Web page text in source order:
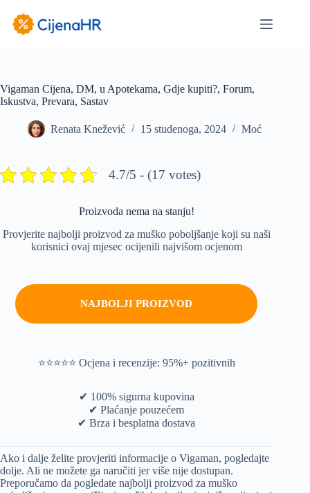
sadržaj
Vigaman Cijena, DM, u Apotekama, Gdje kupiti?, Forum,
Iskustva, Prevara, Sastav
Renata Knežević 15 studenoga, 2024 Moć
4.7/5 - (17 votes)
Proizvoda nema na stanju!
Provjerite najbolji proizvod za muško poboljšanje koji su naši
korisnici ovaj mjesec ocijenili najvišom ocjenom
NAJBOLJI PROIZVOD
⭐️⭐️⭐️⭐️⭐️ Ocjena i recenzije: 95%+ pozitivnih
✔ 100% sigurna kupovina
✔ Plaćanje pouzećem
✔ Brza i besplatna dostava
Ako i dalje želite provjeriti informacije o Vigaman, pogledajte
dolje. Ali ne možete ga naručiti jer više nije dostupan.
Preporučamo da pogledate najbolji proizvod za muško